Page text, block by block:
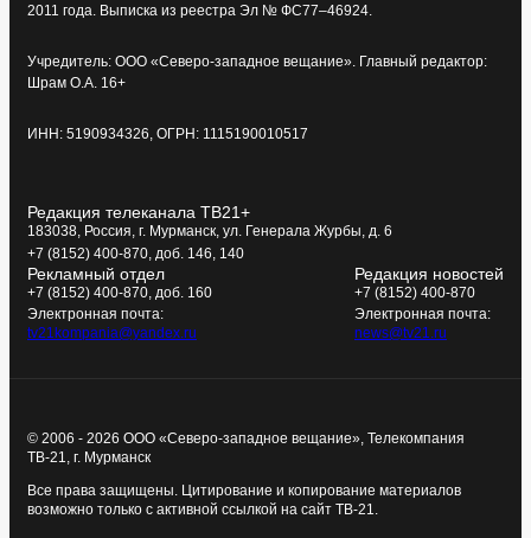
2011 года. Выписка из реестра Эл № ФС77–46924.
Учредитель: ООО «Северо-западное вещание». Главный редактор:
Шрам О.А. 16+
ИНН: 5190934326, ОГРН: 1115190010517
Редакция телеканала ТВ21+
183038, Россия, г. Мурманск, ул. Генерала Журбы, д. 6
+7 (8152) 400-870, доб. 146, 140
Рекламный отдел
+7 (8152) 400-870, доб. 160
Электронная почта:
tv21kompania@yandex.ru
Редакция новостей
+7 (8152) 400-870
Электронная почта:
news@tv21.ru
© 2006 - 2026 ООО «Северо-западное вещание», Телекомпания
ТВ-21, г. Мурманск
Все права защищены. Цитирование и копирование материалов
возможно только с активной ссылкой на сайт ТВ-21.